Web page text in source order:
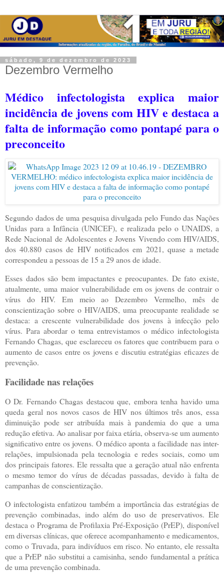
sábado, 9 de dezembro de 2023
Dezembro Vermelho
Médico infectologista explica maior
incidência de jovens com HIV e destaca a
falta de informação como pontapé para o
preconceito
Segundo dados de uma pesquisa divulgada pelo Fundo das Nações
Unidas para a Infância (UNICEF), e realizada pelo o UNAIDS, a
Rede Nacional de Adolescentes e Jovens Vivendo com HIV/AIDS,
dos 40.880 casos de HIV notificados em 2021, quase a metade
correspondeu a pessoas de 15 a 29 anos de idade.
Esses dados são bem impactantes e preocupantes. De fato existe,
atualmente, uma maior vulnerabilidade em os jovens de contrair o
vírus do HIV. Em meio ao Dezembro Vermelho, mês de
conscientização sobre o HIV/AIDS, uma preocupante realidade se
destaca: a crescente vulnerabilidade dos jovens à infecção pelo
vírus. Para abordar o tema entrevistamos o médico infectologista
Fernando Chagas, que esclareceu os fatores que contribuem para o
aumento de casos entre os jovens e discutiu estratégias eficazes de
prevenção.
Facilidade nas relações
O Dr. Fernando Chagas destacou que, embora tenha havido uma
queda geral nos novos casos de HIV nos últimos três anos, essa
diminuição pode ser atribuída mais à pandemia do que a uma
redução efetiva. Ao analisar por faixa etária, observa-se um aumento
significativo entre os jovens. O médico aponta a facilidade nas inter-
relações, impulsionada pela tecnologia e redes sociais, como um
dos principais fatores. Ele ressalta que a geração atual não enfrenta
o mesmo temor do vírus de décadas passadas, devido à falta de
campanhas de conscientização.
O infectologista enfatizou também a importância das estratégias de
prevenção combinadas, indo além do uso de preservativos. Ele
destaca o Programa de Profilaxia Pré-Exposição (PrEP), disponível
em diversas clínicas, que oferece acompanhamento e medicamentos,
como o Truvada, para indivíduos em risco. No entanto, ele ressalta
que a PrEP não substitui a camisinha, sendo fundamental a prática
de uma prevenção combinada.